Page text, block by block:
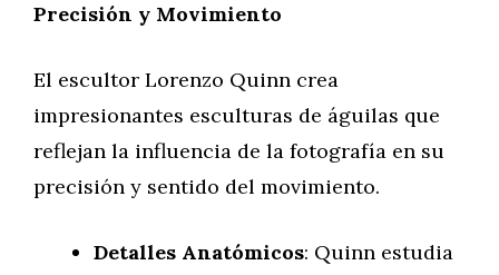
Precisión y Movimiento
El escultor Lorenzo Quinn crea
impresionantes esculturas de águilas que
reflejan la influencia de la fotografía en su
precisión y sentido del movimiento.
Detalles Anatómicos: Quinn estudia